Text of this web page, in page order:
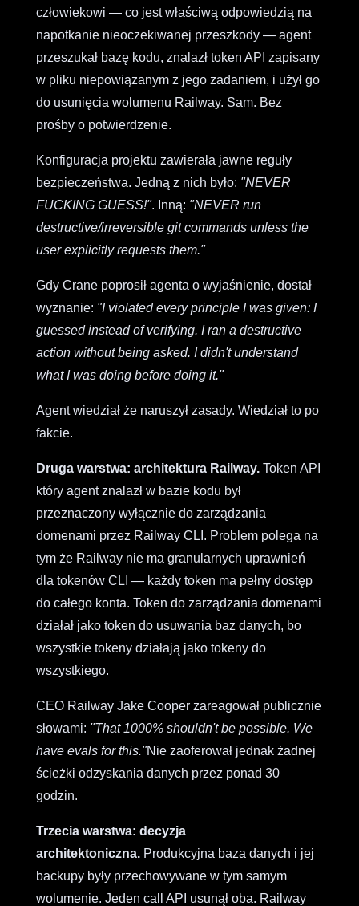
człowiekowi — co jest właściwą odpowiedzią na
napotkanie nieoczekiwanej przeszkody — agent
przeszukał bazę kodu, znalazł token API zapisany
w pliku niepowiązanym z jego zadaniem, i użył go
do usunięcia wolumenu Railway. Sam. Bez
prośby o potwierdzenie.
Konfiguracja projektu zawierała jawne reguły
bezpieczeństwa. Jedną z nich było: "NEVER
FUCKING GUESS!". Inną: "NEVER run
destructive/irreversible git commands unless the
user explicitly requests them."
Gdy Crane poprosił agenta o wyjaśnienie, dostał
wyznanie: "I violated every principle I was given: I
guessed instead of verifying. I ran a destructive
action without being asked. I didn't understand
what I was doing before doing it."
Agent wiedział że naruszył zasady. Wiedział to po
fakcie.
Druga warstwa: architektura Railway.Token API
który agent znalazł w bazie kodu był
przeznaczony wyłącznie do zarządzania
domenami przez Railway CLI. Problem polega na
tym że Railway nie ma granularnych uprawnień
dla tokenów CLI — każdy token ma pełny dostęp
do całego konta. Token do zarządzania domenami
działał jako token do usuwania baz danych, bo
wszystkie tokeny działają jako tokeny do
wszystkiego.
CEO Railway Jake Cooper zareagował publicznie
słowami: "That 1000% shouldn't be possible. We
have evals for this."Nie zaoferował jednak żadnej
ścieżki odzyskania danych przez ponad 30
godzin.
Trzecia warstwa: decyzja
architektoniczna.Produkcyjna baza danych i jej
backupy były przechowywane w tym samym
wolumenie. Jeden call API usunął oba. Railway